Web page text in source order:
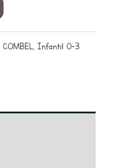
COMBEL, Infantil 0-3